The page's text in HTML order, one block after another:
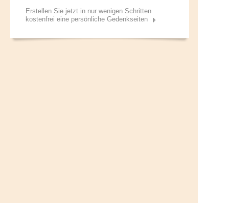
Erstellen Sie jetzt in nur wenigen Schritten
kostenfrei eine persönliche Gedenkseiten